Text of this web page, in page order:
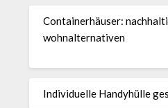
Containerhäuser:
wohnalternativen
Individuelle Handyhülle